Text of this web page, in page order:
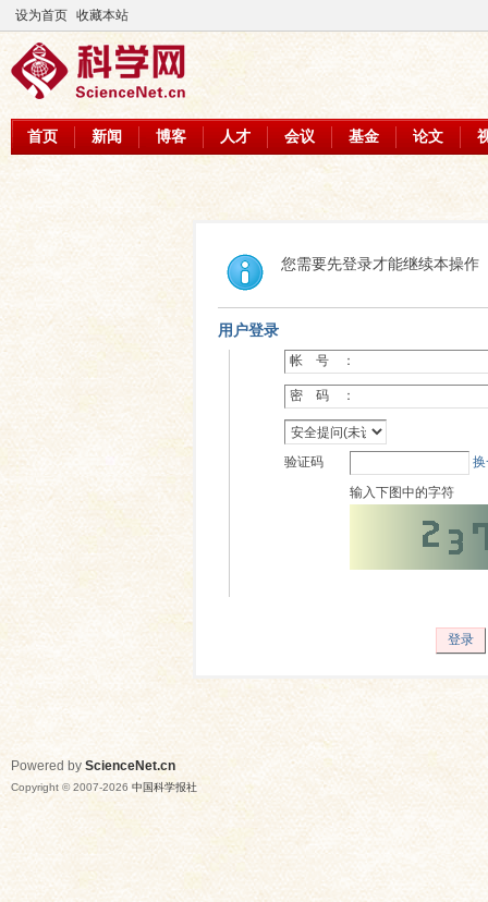
设为首页 收藏本站
首页 新闻 博客 人才 会议 基金 论文
您需要先登录才能继续本操作
用户登录
帐 号 ：
密 码 ：
验证码
输入下图中的字符
登录
Powered by ScienceNet.cn
Copyright © 2007-2026 中国科学报社